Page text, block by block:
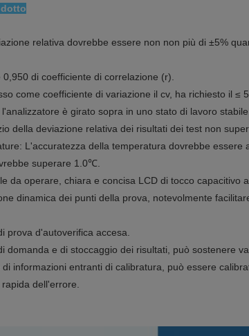
relativa dovrebbe essere non non più di ±5%
di coefficiente di correlazione (r).
come coefficiente di variazione il cv, ha richiesto il ≤
è girato sopra in uno stato di lavoro
della deviazione relativa dei risultati dei test non
L'accuratezza della temperatura dovrebbe
superare 1.0℃.
da operare, chiara e concisa LCD di tocco capacitivo
dinamica dei punti della prova, notevolmente
prova d'autoverifica accesa.
domanda e di stoccaggio dei risultati, può sostenere
informazioni entranti di calibratura, può essere
dell'errore.